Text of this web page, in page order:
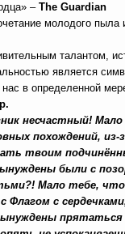
– The Guardian
молодого пыла
талантом,
является
в определенной
несчастный!
похождений,
твоим
были с
Мало тебе,
Флагом с
прятаться